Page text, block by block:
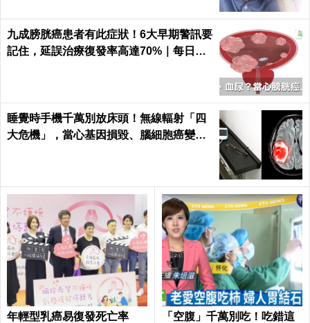
九成膀胱癌患者有此症狀！6大早期警訊要
記住，延誤治療復發率高達70%｜每日健
睡覺時手機千萬別放床頭！無線輻射「四
大危機」，當心基因損毀、腦細胞癌變！
年輕型乳癌易復發死亡率
「空腹」千萬別吃！吃錯這